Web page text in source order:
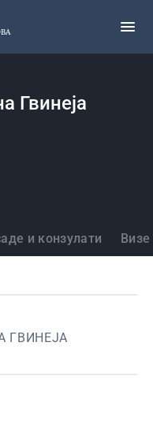
Гвинеја
и конзулати
ГВИНЕЈА